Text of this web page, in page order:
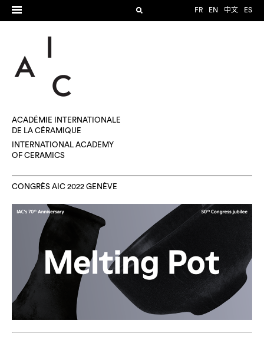
FR EN 中文 ES
ACADÉMIE INTERNATIONALE
DE LA CÉRAMIQUE
INTERNATIONAL ACADEMY
OF CERAMICS
CONGRÈS AIC 2022 GENÈVE